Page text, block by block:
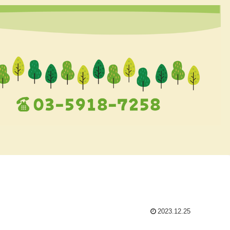
2023.12.25